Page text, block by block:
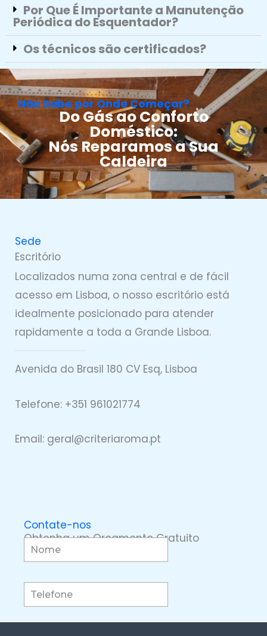
Por Que É Importante a Manutenção
Periódica do Esquentador?
Os técnicos são certificados?
Não Sabe por Onde Começar?
Do Gás ao Conforto
Doméstico:
Nós Reparamos a Sua
Caldeira
Sede
Escritório
Localizados numa zona central e de fácil
acesso em Lisboa, o nosso escritório está
idealmente posicionado para atender
rapidamente a toda a Grande Lisboa.
Avenida do Brasil 180 CV Esq, Lisboa
Telefone: +351 961021774
Email: geral@criteriaroma.pt
Contate-nos
Obtenha um Orçamento Gratuito